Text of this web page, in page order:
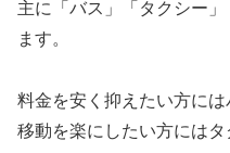
主に「バス」「タクシー
ます。
料金を安く抑えたい方には
移動を楽にしたい方にはタ